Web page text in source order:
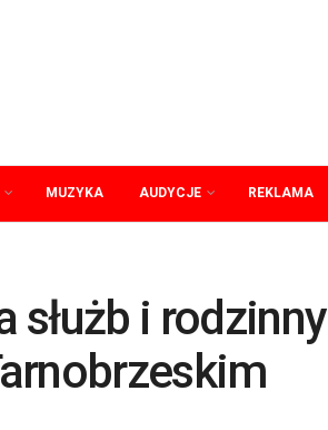
MUZYKA AUDYCJE REKLAMA
służb i rodzinny